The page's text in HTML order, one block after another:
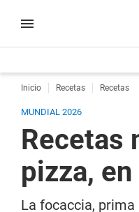
Inicio Recetas Recetas
MUNDIAL 2026
Recetas
pizza,
La focaccia,